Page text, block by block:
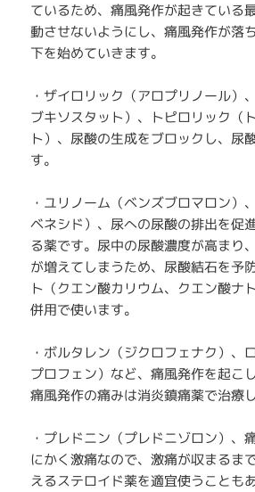
ているため、痛風発作が起きている
動させないようにし、痛風発作が落
下を始めていきます。
・ザイロリック（アロプリノール）
ブキソスタット）、トピロリック（
ト）、尿酸の生成をブロックし、尿
す。
・ユリノーム（ベンズブロマロン）
ベネシド）、尿への尿酸の排出を促
る薬です。尿中の尿酸濃度が高まり
が増えてしまうため、尿酸結石を予
ト（クエン酸カリウム、クエン酸ナ
併用で使います。
・ボルタレン（ジクロフェナク）、
プロフェン）など、痛風発作を起こ
痛風発作の痛みは消炎鎮痛薬で治療し
・プレドニン（プレドニゾロン）、
にかく激痛なので、激痛が収まるま
えるステロイド薬を適宜使うことも